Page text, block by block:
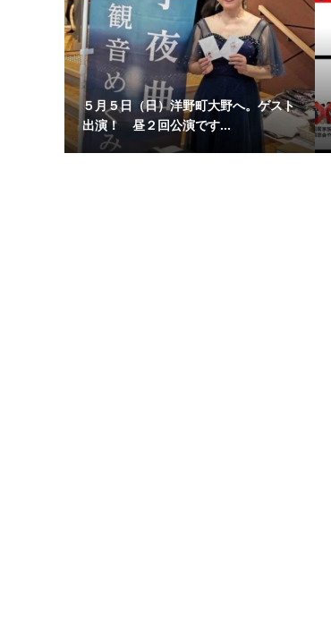
５月５日（日）洋野町大野へ。ゲスト
出演！ 昼２回公演です...